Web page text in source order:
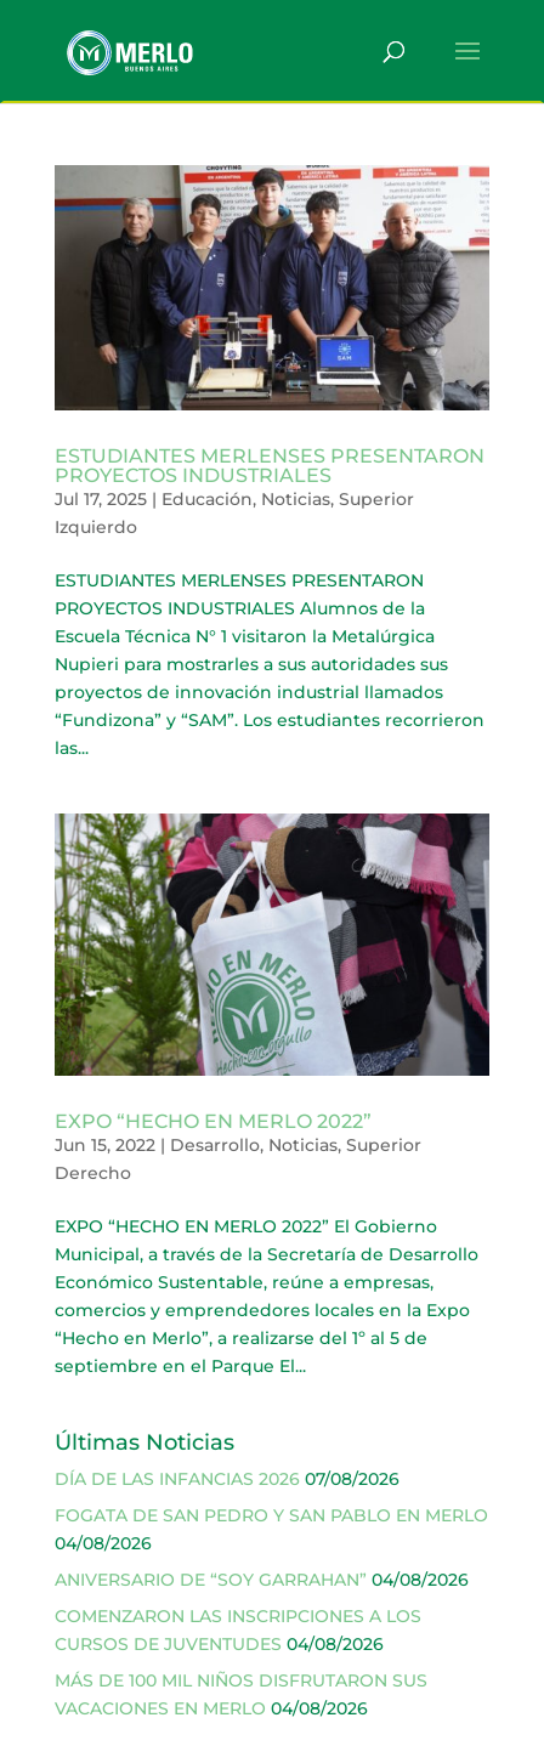
ESTUDIANTES MERLENSES PRESENTARON
PROYECTOS INDUSTRIALES
Jul 17, 2025| Educación, Noticias, Superior
Izquierdo
ESTUDIANTES MERLENSES PRESENTARON
PROYECTOS INDUSTRIALES Alumnos de la
Escuela Técnica N° 1 visitaron la Metalúrgica
Nupieri para mostrarles a sus autoridades sus
proyectos de innovación industrial llamados
“Fundizona” y “SAM”. Los estudiantes recorrieron
las...
EXPO “HECHO EN MERLO 2022”
Jun 15, 2022| Desarrollo, Noticias, Superior
Derecho
EXPO “HECHO EN MERLO 2022” El Gobierno
Municipal, a través de la Secretaría de Desarrollo
Económico Sustentable, reúne a empresas,
comercios y emprendedores locales en la Expo
“Hecho en Merlo”, a realizarse del 1º al 5 de
septiembre en el Parque El...
Últimas Noticias
DÍA DE LAS INFANCIAS 2026 07/08/2026
FOGATA DE SAN PEDRO Y SAN PABLO EN MERLO
04/08/2026
ANIVERSARIO DE “SOY GARRAHAN” 04/08/2026
COMENZARON LAS INSCRIPCIONES A LOS
CURSOS DE JUVENTUDES 04/08/2026
MÁS DE 100 MIL NIÑOS DISFRUTARON SUS
VACACIONES EN MERLO 04/08/2026